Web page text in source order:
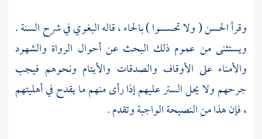
وقرأالحسن( ولا تحسسوا ) بالحاء ، قالهالبغويفي شرح السنة .
ويستثنى من عموم ذلك البحث عن أحوال الرواة والشهود
والأمناء على الأوقاف والصدقات والأيتام ونحوهم فيجب
جرحهم ولا يحل الستر عليهم إذا رأى منهم ما يقدح في أهليتهم
، فإن هذا من النصيحة الواجبة وتقدم .